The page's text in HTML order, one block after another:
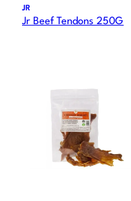
JR
Jr Beef Tendons 250G